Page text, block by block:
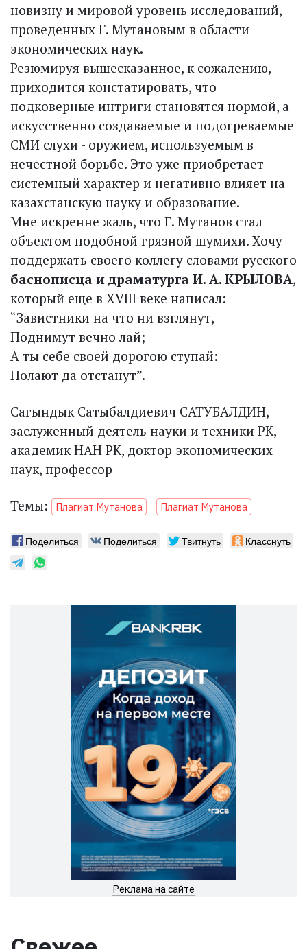
новизну и мировой уровень исследований,
проведенных Г. Мутановым в области
экономических наук.
Резюмируя вышесказанное, к сожалению,
приходится констатировать, что
подковерные интриги становятся нормой, а
искусственно создаваемые и подогреваемые
СМИ слухи - оружием, используемым в
нечестной борьбе. Это уже приобретает
системный характер и негативно влияет на
казахстанскую науку и образование.
Мне искренне жаль, что Г. Мутанов стал
объектом подобной грязной шумихи. Хочу
поддержать своего коллегу словами русского
баснописца и драматурга И. А. КРЫЛОВА,
который еще в XVIII веке написал:
“Завистники на что ни взглянут,
Поднимут вечно лай;
А ты себе своей дорогою ступай:
Полают да отстанут”.
Сагындык Сатыбалдиевич САТУБАЛДИН,
заслуженный деятель науки и техники РК,
академик НАН РК, доктор экономических
наук, профессор
Темы: Плагиат Мутанова Плагиат Мутанова
Поделиться Поделиться Твитнуть Класснуть
Реклама на сайте